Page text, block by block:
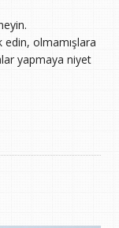
olmamışlara
yapmaya niyet